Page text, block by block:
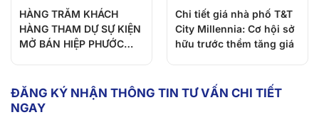
HÀNG TRĂM KHÁCH
HÀNG THAM DỰ SỰ KIỆN
MỞ BÁN HIỆP PHƯỚC
Chi tiết giá nhà phố T&T
City Millennia: Cơ hội sở
hữu trước thềm tăng giá
ĐĂNG KÝ NHẬN THÔNG TIN TƯ VẤN CHI TIẾT
NGAY